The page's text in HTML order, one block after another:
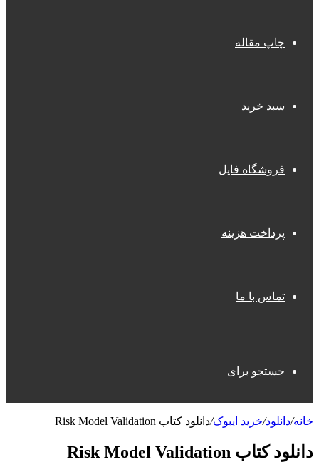
چاپ مقاله
سبد خرید
فروشگاه فایل
پرداخت هزینه
تماس با ما
جستجو برای
خانه/دانلود/خرید ایبوک/دانلود کتاب Risk Model Validation
دانلود کتاب Risk Model Validation